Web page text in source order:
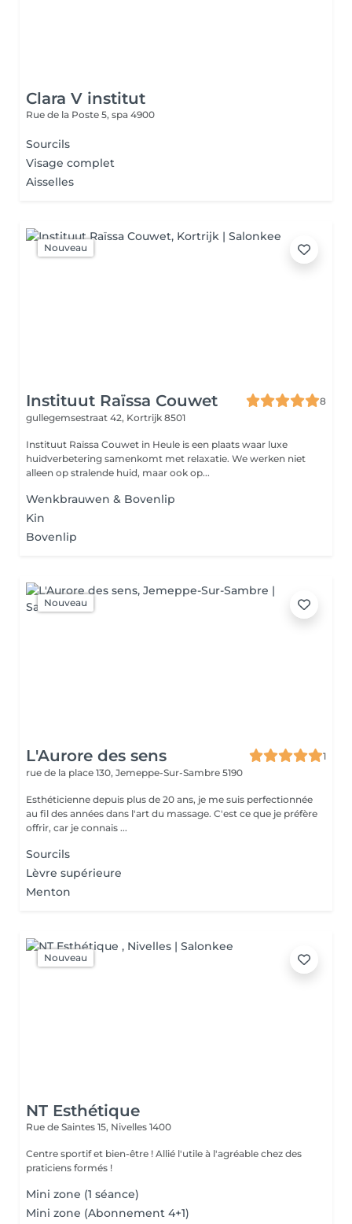
Clara V institut
Rue de la Poste 5, spa 4900
Sourcils
Visage complet
Aisselles
Nouveau
Instituut Raïssa Couwet
8
gullegemsestraat 42, Kortrijk 8501
Instituut Raïssa Couwet in Heule is een plaats waar luxe
huidverbetering samenkomt met relaxatie. We werken niet
alleen op stralende huid, maar ook op...
Wenkbrauwen & Bovenlip
Kin
Bovenlip
Nouveau
L'Aurore des sens
1
rue de la place 130, Jemeppe-Sur-Sambre 5190
Esthéticienne depuis plus de 20 ans, je me suis perfectionnée
au fil des années dans l'art du massage. C'est ce que je préfère
offrir, car je connais ...
Sourcils
Lèvre supérieure
Menton
Nouveau
NT Esthétique
Rue de Saintes 15, Nivelles 1400
Centre sportif et bien-être ! Allié l'utile à l'agréable chez des
praticiens formés !
Mini zone (1 séance)
Mini zone (Abonnement 4+1)